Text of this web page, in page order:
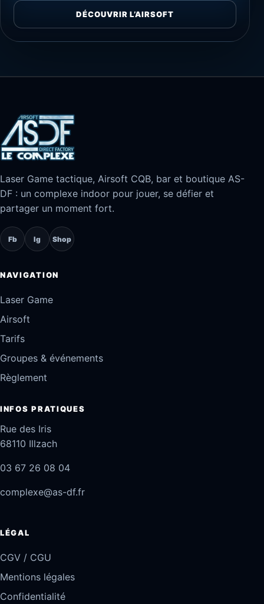
DÉCOUVRIR L’AIRSOFT
Laser Game tactique, Airsoft CQB, bar et boutique AS-
DF : un complexe indoor pour jouer, se défier et
partager un moment fort.
Fb Ig Shop
NAVIGATION
Laser Game
Airsoft
Tarifs
Groupes & événements
Règlement
INFOS PRATIQUES
Rue des Iris
68110 Illzach
03 67 26 08 04
complexe@as-df.fr
LÉGAL
CGV / CGU
Mentions légales
Confidentialité